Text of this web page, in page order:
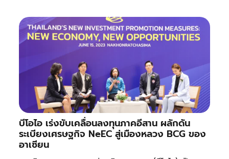
บีโอไอ เร่งขับเคลื่อนลงทุนภาคอีสาน ผลักดัน
ระเบียงเศรษฐกิจ NeEC สู่เมืองหลวง BCG ของ
อาเซียน